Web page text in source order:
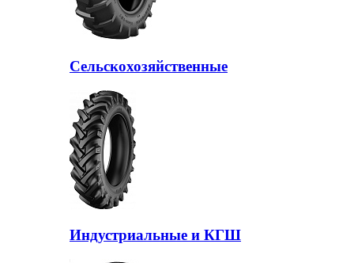
Сельскохозяйственные
Индустриальные и КГШ